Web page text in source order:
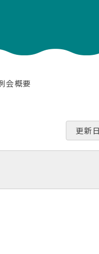
会概要
更新